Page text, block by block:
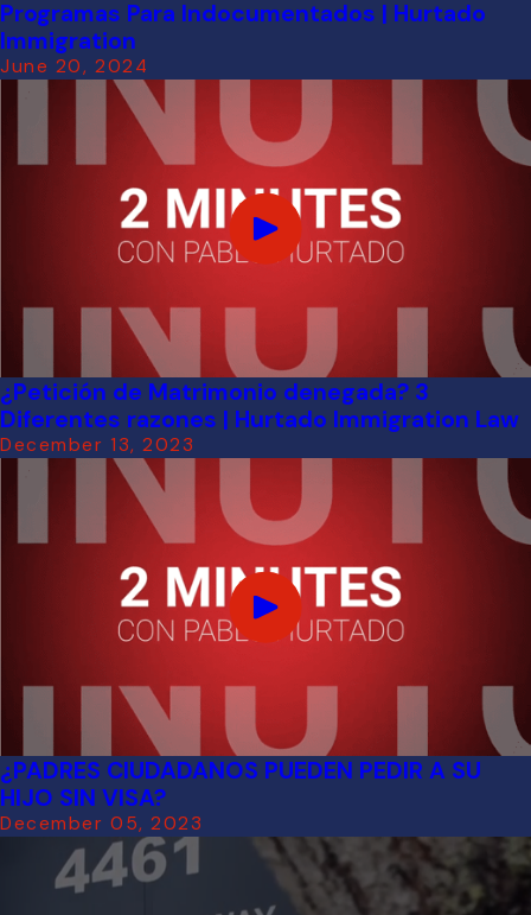
Programas Para Indocumentados | Hurtado
Immigration
June 20, 2024
¿Petición de Matrimonio denegada? 3
Diferentes razones | Hurtado Immigration Law
December 13, 2023
¿PADRES CIUDADANOS PUEDEN PEDIR A SU
HIJO SIN VISA?
December 05, 2023